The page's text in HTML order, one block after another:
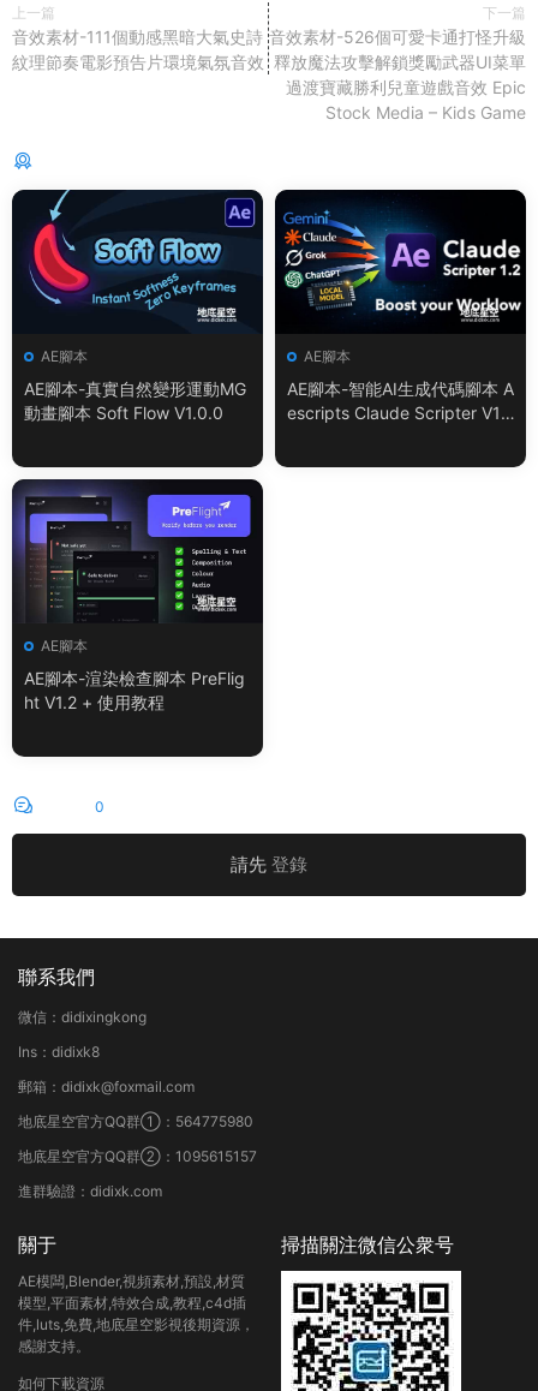
上一篇
音效素材-111個動感黑暗大氣史詩
紋理節奏電影預告片環境氣氛音效
下一篇
音效素材-526個可愛卡通打怪升級
釋放魔法攻擊解鎖獎勵武器UI菜單
過渡寶藏勝利兒童遊戲音效 Epic
Stock Media – Kids Game
AE腳本
AE腳本-真實自然變形運動MG
動畫腳本 Soft Flow V1.0.0
AE腳本
AE腳本-智能AI生成代碼腳本 A
escripts Claude Scripter V1.
AE腳本
AE腳本-渲染檢查腳本 PreFlig
ht V1.2 + 使用教程
0
請先 登錄
聯系我們
微信：didixingkong
Ins：didixk8
郵箱：didixk@foxmail.com
地底星空官方QQ群①：564775980
地底星空官方QQ群②：1095615157
進群驗證：didixk.com
關于
AE模闆,Blender,視頻素材,預設,材質
模型,平面素材,特效合成,教程,c4d插
件,luts,免費,地底星空影視後期資源，
感謝支持。
如何下載資源
掃描關注微信公衆号